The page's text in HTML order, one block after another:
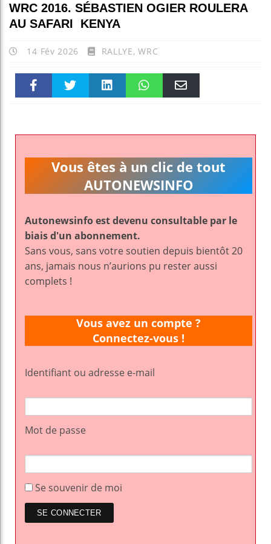
WRC 2016. SÉBASTIEN OGIER ROULERA
AU SAFARI KENYA
14 Fév 2026 RALLYE,WRC
k pt
Vous êtes à un clic de tout
AUTONEWSINFO
Autonewsinfo est devenu consultable par le
biais d'un abonnement.
Sans vous, sans votre soutien depuis bientôt 20
ans, jamais nous n’aurions pu rester aussi
complets !
Vous avez un compte ?
Connectez-vous !
Identifiant ou adresse e-mail
Mot de passe
Se souvenir de moi